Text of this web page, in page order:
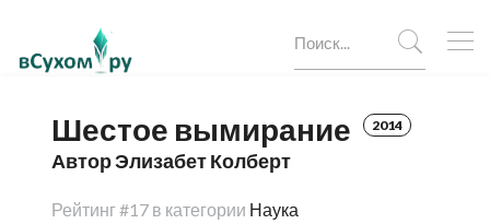
Шестое вымирание 2014
Автор Элизабет Колберт
Рейтинг#17 в категории Наука